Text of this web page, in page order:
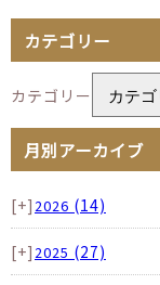
カテゴリー
カテゴリー
月別アーカイブ
[+] 2026 (14)
[+] 2025 (27)